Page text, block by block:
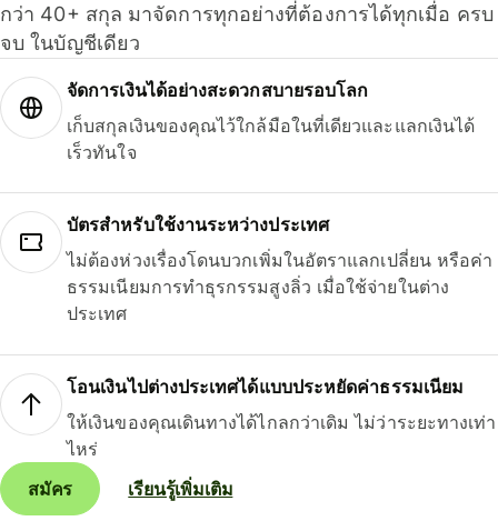
กว่า 40+ สกุล มาจัดการทุกอย่างที่ต้องการได้ทุกเมื่อ ครบ
จบ ในบัญชีเดียว
จัดการเงินได้อย่างสะดวกสบายรอบโลก
เก็บสกุลเงินของคุณไว้ใกล้มือในที่เดียวและแลกเงินได้
เร็วทันใจ
บัตรสำหรับใช้งานระหว่างประเทศ
ไม่ต้องห่วงเรื่องโดนบวกเพิ่มในอัตราแลกเปลี่ยน หรือค่า
ธรรมเนียมการทำธุรกรรมสูงลิ่ว เมื่อใช้จ่ายในต่าง
ประเทศ
โอนเงินไปต่างประเทศได้แบบประหยัดค่าธรรมเนียม
ให้เงินของคุณเดินทางได้ไกลกว่าเดิม ไม่ว่าระยะทางเท่า
ไหร่
สมัคร
เรียนรู้เพิ่มเติม